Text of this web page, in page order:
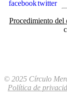
Procedimiento del
© 2025 Círculo
Política de